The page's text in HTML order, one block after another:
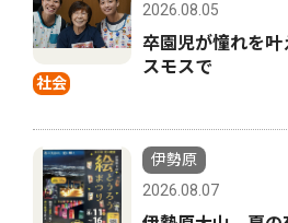
社会
2026.08.05
卒園児が憧れを
スモスで
伊勢原
2026.08.07